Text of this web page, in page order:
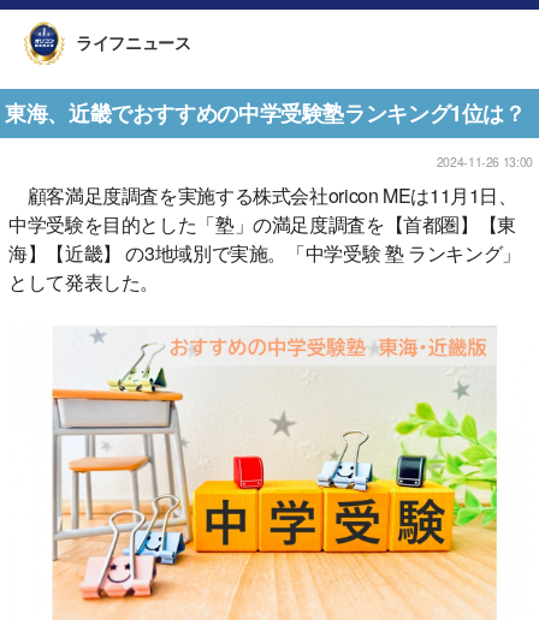
ライフニュース
東海、近畿でおすすめの中学受験塾ランキング1位は？
2024-11-26 13:00
顧客満足度調査を実施する株式会社oricon MEは11月1日、
中学受験を目的とした「塾」の満足度調査を【首都圏】【東
海】【近畿】 の3地域別で実施。「中学受験 塾 ランキング」
として発表した。